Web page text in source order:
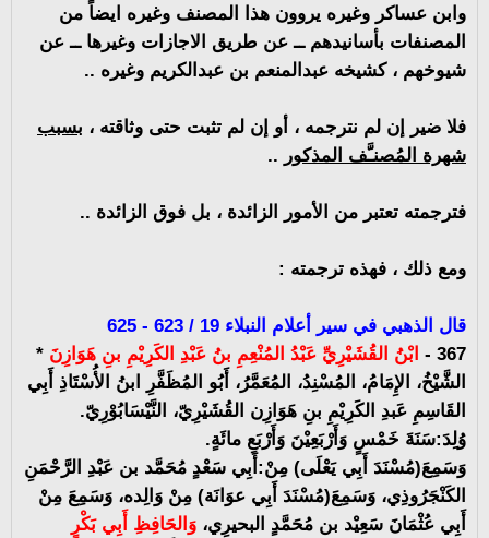
وابن عساكر وغيره يروون هذا المصنف وغيره ايضاً من
المصنفات بأسانيدهم ــ عن طريق الاجازات وغيرها ــ عن
شيوخهم ، كشيخه عبدالمنعم بن عبدالكريم وغيره ..
فلا ضير إن لم نترجمه ، أو إن لم تثبت حتى وثاقته ، بسبب
شهرة المُصنـَّف المذكور ..
فترجمته تعتبر من الأمور الزائدة ، بل فوق الزائدة ..
ومع ذلك ، فهذه ترجمته :
قال الذهبي في سير أعلام النبلاء 19 / 623 - 625
367 -
ابْنُ القُشَيْرِيِّ عَبْدُ المُنْعِمِ بنُ عَبْدِ الكَرِيْمِ بنِ هَوَازِنَ *
الشَّيْخُ، الإِمَامُ، المُسْنِدُ، المُعَمَّرُ، أَبُو المُظَفَّرِ ابنُ الأُسْتَاذِ أَبِي
القَاسِمِ عَبدِ الكَرِيْمِ بنِ هَوَازِن القُشَيْرِيّ، النَّيْسَابُوْرِيّ.
وُلِدَ:سَنَةَ خَمْسٍ وَأَرْبَعِيْنَ وَأَرْبَعِ مائَةٍ.
وَسَمِعَ(مُسْنَدَ أَبِي يَعْلَى) مِنْ:أَبِي سَعْدٍ مُحَمَّد بن عَبْدِ الرَّحْمَنِ
الكَنْجَرُوذِي، وَسَمِعَ(مُسْنَدَ أَبِي عوَانَة) مِنْ وَالِده، وَسَمِعَ مِنْ
أَبِي عُثْمَانَ سَعِيْد بن مُحَمَّدٍ البحيرِي، وَالحَافِظِ أَبِي بَكْرٍ